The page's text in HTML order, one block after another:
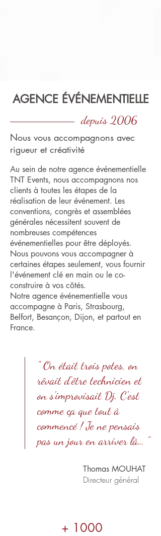
AGENCE ÉVÉNEMENTIELLE
depuis 2006
Nous vous accompagnons avec
rigueur et créativité
Au sein de notre agence événementielle
TNT Events, nous accompagnons nos
clients à toutes les étapes de la
réalisation de leur événement. Les
conventions, congrès et assemblées
générales nécessitent souvent de
nombreuses compétences
événementielles pour être déployés.
Nous pouvons vous accompagner à
certaines étapes seulement, vous fournir
l'événement clé en main ou le co-
construire à vos côtés.
Notre agence événementielle vous
accompagne à Paris, Strasbourg,
Belfort, Besançon, Dijon, et partout en
France.
" On était trois potes, on
rêvait d'être technicien et
on s'improvisait Dj. C'est
comme ça que tout à
commencé ! Je ne pensais
pas un jour en arriver là… "
Thomas MOUHAT
Directeur général
+ 1000